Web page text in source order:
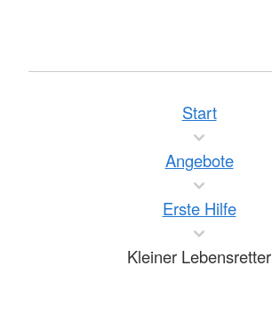
Start
Angebote
Erste Hilfe
Kleiner Lebensretter